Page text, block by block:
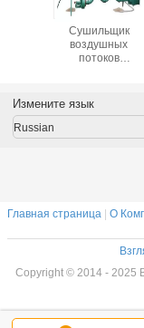
Сушильщик
воздушных
потоков
для корпуса
риса,
опилк
Измените язык
Russian
Главная страница | О
Copyright © 2014 - 2025